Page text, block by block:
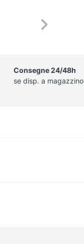
Consegne 24/48h
se disp. a magazzino